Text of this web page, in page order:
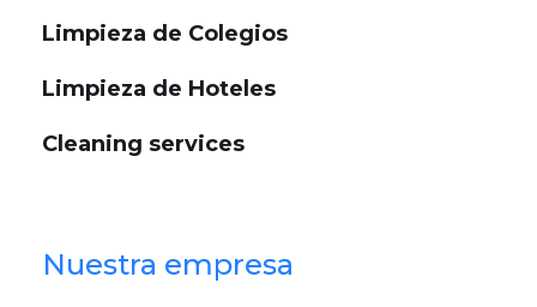
Limpieza de Colegios
Limpieza de Hoteles
Cleaning services
Nuestra empresa